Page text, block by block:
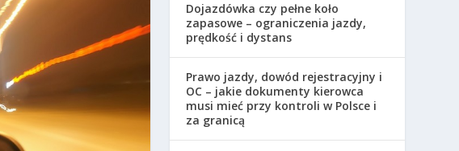
Dojazdówka czy pełne koło
zapasowe – ograniczenia jazdy,
prędkość i dystans
Prawo jazdy, dowód rejestracyjny i
OC – jakie dokumenty kierowca
musi mieć przy kontroli w Polsce i
za granicą